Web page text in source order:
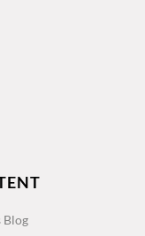
Blog